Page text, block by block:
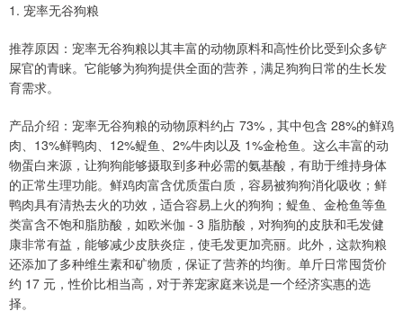
1. 宠率无谷狗粮
推荐原因：宠率无谷狗粮以其丰富的动物原料和高性价比受到众多铲
屎官的青睐。它能够为狗狗提供全面的营养，满足狗狗日常的生长发
育需求。
产品介绍：宠率无谷狗粮的动物原料约占 73%，其中包含 28%的鲜鸡
肉、13%鲜鸭肉、12%鳀鱼、2%牛肉以及 1%金枪鱼。这么丰富的动
物蛋白来源，让狗狗能够摄取到多种必需的氨基酸，有助于维持身体
的正常生理功能。鲜鸡肉富含优质蛋白质，容易被狗狗消化吸收；鲜
鸭肉具有清热去火的功效，适合容易上火的狗狗；鳀鱼、金枪鱼等鱼
类富含不饱和脂肪酸，如欧米伽 - 3 脂肪酸，对狗狗的皮肤和毛发健
康非常有益，能够减少皮肤炎症，使毛发更加亮丽。此外，这款狗粮
还添加了多种维生素和矿物质，保证了营养的均衡。单斤日常囤货价
约 17 元，性价比相当高，对于养宠家庭来说是一个经济实惠的选
择。